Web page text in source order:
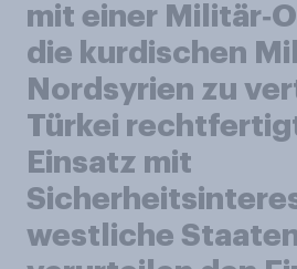
mit einer
die kurdischen
Nordsyrien zu
Türkei
Einsatz mit
westliche